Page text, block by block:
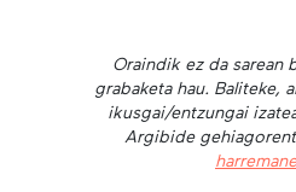
Oraindik ez da sarean
grabaketa hau. Baliteke,
ikusgai/entzungai
Argibide